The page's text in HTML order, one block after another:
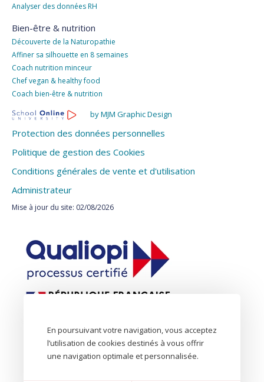
Analyser des données RH
Bien-être & nutrition
Découverte de la Naturopathie
Affiner sa silhouette en 8 semaines
Coach nutrition minceur
Chef vegan & healthy food
Coach bien-être & nutrition
by MJM Graphic Design
Protection des données personnelles
Politique de gestion des Cookies
Conditions générales de vente et d'utilisation
Administrateur
Mise à jour du site: 02/08/2026
En poursuivant votre navigation, vous acceptez
l’utilisation de cookies destinés à vous offrir
une navigation optimale et personnalisée.